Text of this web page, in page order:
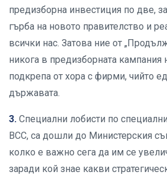
предизборна инвестиция по две,
гърба на новото правителство и
всички нас. Затова ние от
никога в предизборната
подкрепа от хора с фирми, чийто
държавата.
3. Специални лобисти по
ВСС, са дошли до Министерския
колко е важно сега да им се
заради кой знае какви